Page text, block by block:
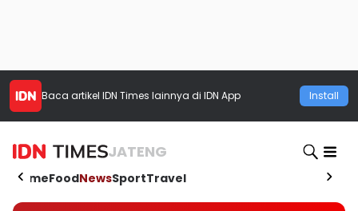
Baca artikel IDN Times lainnya di IDN App Install
JATENG
HomeFoodNewsSportTravel